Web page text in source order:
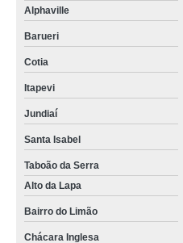
Alphaville
Barueri
Cotia
Itapevi
Jundiaí
Santa Isabel
Taboão da Serra
Alto da Lapa
Bairro do Limão
Chácara Inglesa